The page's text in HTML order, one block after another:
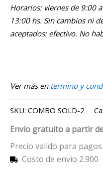
Horarios: viernes de 9:00
13:00 hs. Sin cambios ni
aceptados: efectivo. No
Ver más en termino y
SKU: COMBO SOLD-2
Envío gratuito a partir
Precio valido para
Costo de envío 2.900